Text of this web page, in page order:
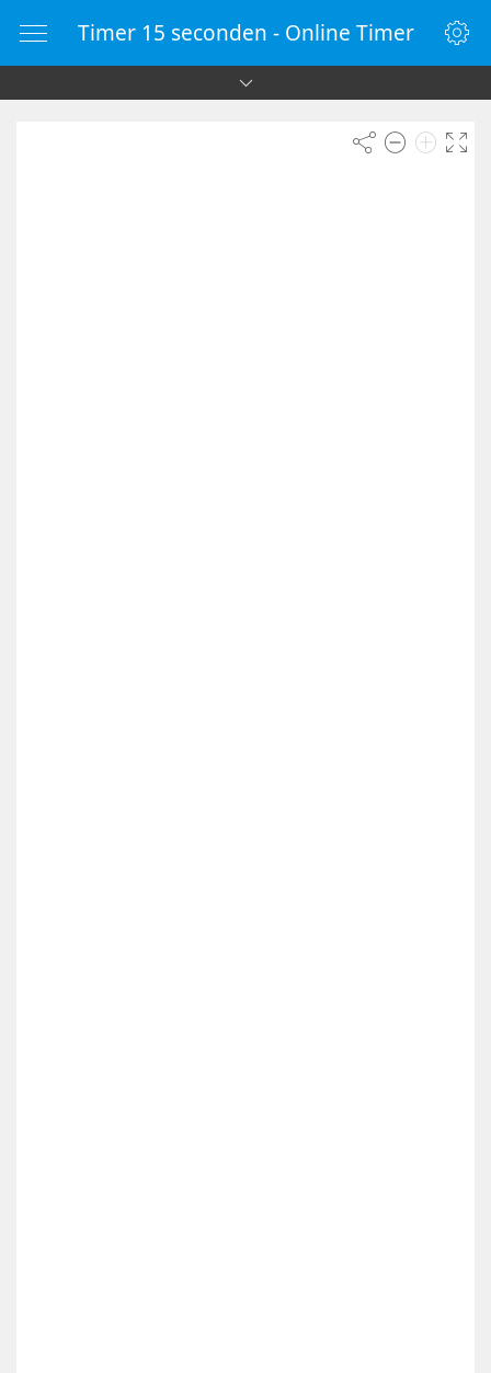
Timer 15 seconden - Online Timer